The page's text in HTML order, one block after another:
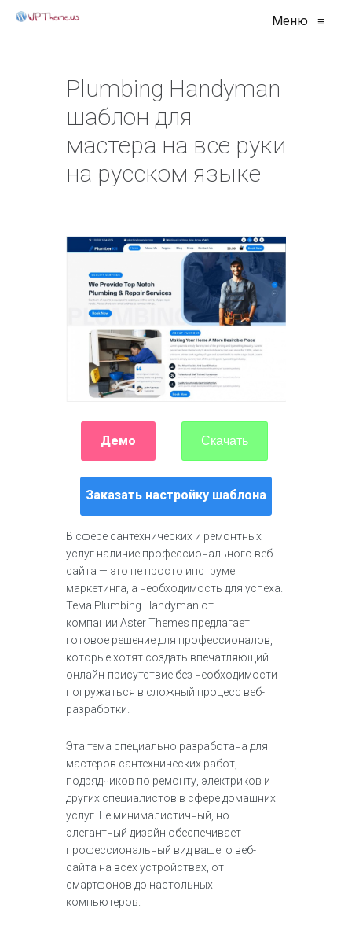
Меню ≡
Plumbing Handyman
шаблон для
мастера на все руки
на русском языке
Демо Скачать
Заказать настройку шаблона
В сфере сантехнических и ремонтных
услуг наличие профессионального веб-
сайта — это не просто инструмент
маркетинга, а необходимость для успеха.
Тема Plumbing Handyman от
компании Aster Themes предлагает
готовое решение для профессионалов,
которые хотят создать впечатляющий
онлайн-присутствие без необходимости
погружаться в сложный процесс веб-
разработки.
Эта тема специально разработана для
мастеров сантехнических работ,
подрядчиков по ремонту, электриков и
других специалистов в сфере домашних
услуг. Её минималистичный, но
элегантный дизайн обеспечивает
профессиональный вид вашего веб-
сайта на всех устройствах, от
смартфонов до настольных
компьютеров.